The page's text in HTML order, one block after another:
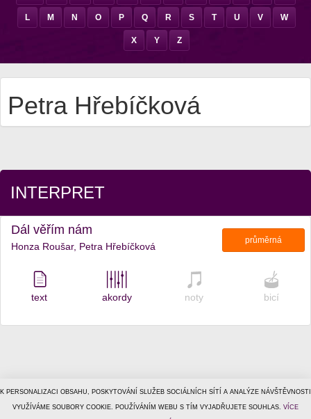
K PERSONALIZACI OBSAHU, POSKYTOVÁNÍ SLUŽEB SOCIÁLNÍCH SÍTÍ A ANALÝZE NÁVŠTĚVNOSTI
VYUŽÍVÁME SOUBORY COOKIE. POUŽÍVÁNÍM WEBU S TÍM VYJADŘUJETE SOUHLAS. VÍCE
L M N O P Q R S T U V W
X Y Z
Petra Hřebíčková
INTERPRET
Dál věřím nám
Honza Roušar, Petra Hřebíčková
průměrná
text akordy noty bicí
© 1996–2026Tiscali Media, a.s. ISSN 1801-5131